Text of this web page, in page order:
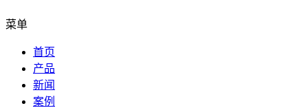
菜单
首页
产品
新闻
案例